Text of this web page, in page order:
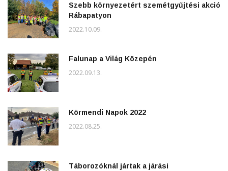
Szebb környezetért szemétgyűjtési akció
Rábapatyon
2022.10.09.
Falunap a Világ Közepén
2022.09.13.
Körmendi Napok 2022
2022.08.25.
Táborozóknál jártak a járási